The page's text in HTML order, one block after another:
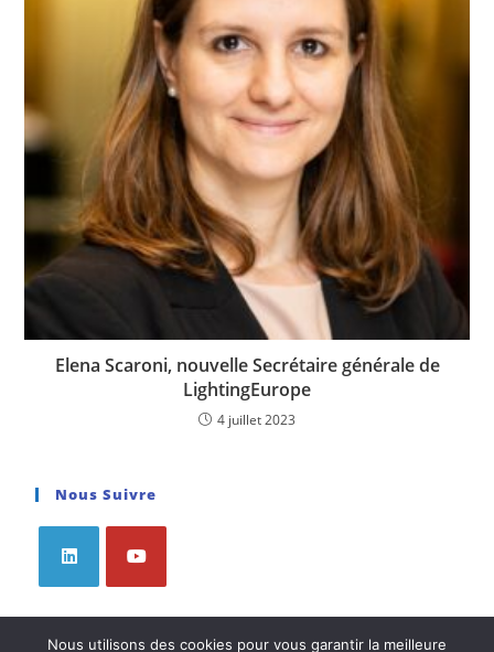
Elena Scaroni, nouvelle Secrétaire générale de
LightingEurope
4 juillet 2023
Nous Suivre
Nous utilisons des cookies pour vous garantir la meilleure